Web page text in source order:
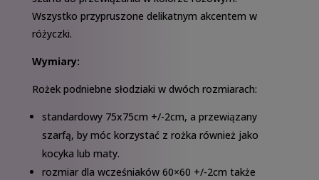
Wszystko przypruszone delikatnym akcentem w
różyczki.
Wymiary:
Rożek podniebne słodziaki w dwóch rozmiarach:
standardowy 75x75cm +/-2cm, a przewiązany
szarfą, by móc korzystać z rożka również jako
kocyka lub maty.
rozmiar dla wcześniaków 60×60 +/-2cm także